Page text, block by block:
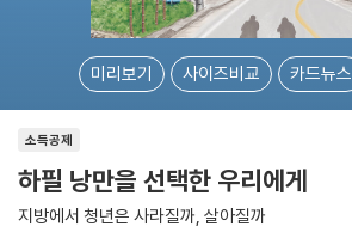
미리보기 사이즈비교 카드뉴스
소득공제
하필 낭만을 선택한 우리에게
지방에서 청년은 사라질까, 살아질까